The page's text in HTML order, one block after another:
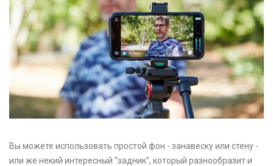
Вы можете использовать простой фон - занавеску или стену -
или же некий интересный “задник”, который разнообразит и